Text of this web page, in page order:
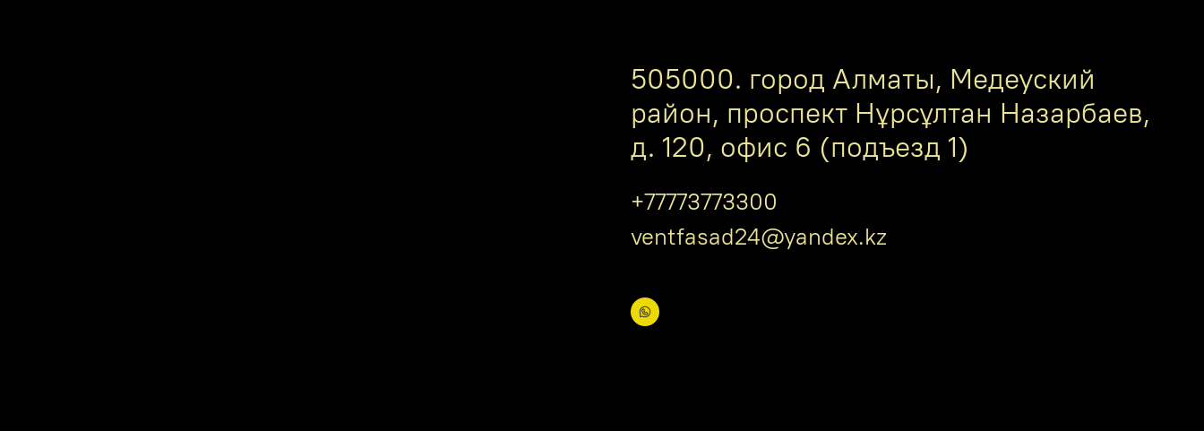
505000. город Алматы, Медеуский
район, проспект Нұрсұлтан Назарбаев,
д. 120, офис 6 (подъезд 1)
+77773773300
ventfasad24@yandex.kz